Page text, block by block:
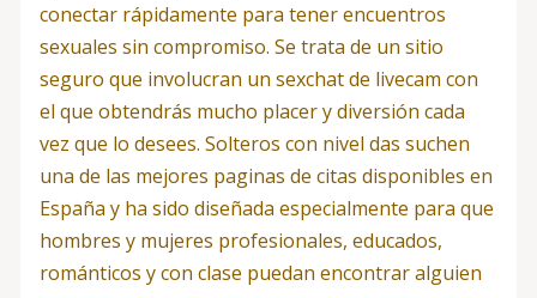
conectar rápidamente para tener encuentros
sexuales sin compromiso. Se trata de un sitio
seguro que involucran un sexchat de livecam con
el que obtendrás mucho placer y diversión cada
vez que lo desees. Solteros con nivel das suchen
una de las mejores paginas de citas disponibles en
España y ha sido diseñada especialmente para que
hombres y mujeres profesionales, educados,
románticos y con clase puedan encontrar alguien